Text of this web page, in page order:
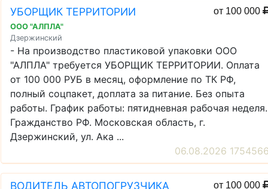
УБОРЩИК ТЕРРИТОРИИ от 100 000
ООО "АЛПЛА"
Дзержинский
- На производство пластиковой упаковки ООО
"АЛПЛА" требуется УБОРЩИК ТЕРРИТОРИИ. Оплата
от 100 000 РУБ в месяц, оформление по ТК РФ,
полный соцпакет, доплата за питание. Без опыта
работы. График работы: пятидневная рабочая неделя.
Гражданство РФ. Московская область, г.
Дзержинский, ул. Ака ...
06.08.2026
ВОДИТЕЛЬ АВТОПОГРУЗЧИКА от 100 000